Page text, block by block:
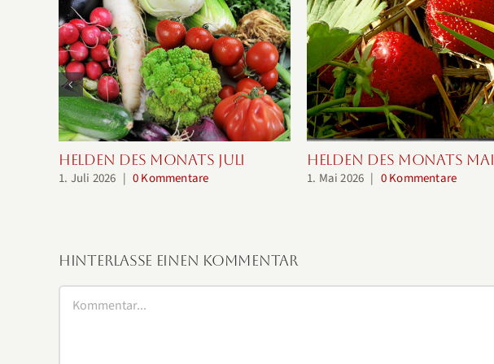
Helden des Monats Juli
1. Juli 2026 | 0 Kommentare
Helden des Monats Mai
1. Mai 2026 | 0 Kommentare
Hinterlasse einen Kommentar
Kommentar